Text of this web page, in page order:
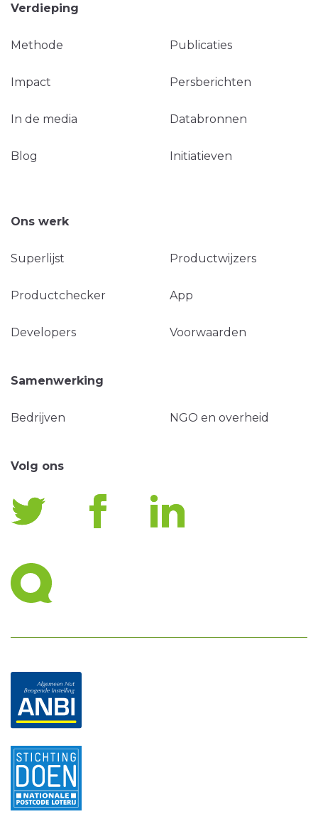
Verdieping
Methode Publicaties
Impact Persberichten
In de media Databronnen
Blog Initiatieven
Ons werk
Superlijst Productwijzers
Productchecker App
Developers Voorwaarden
Samenwerking
Bedrijven NGO en overheid
Volg ons